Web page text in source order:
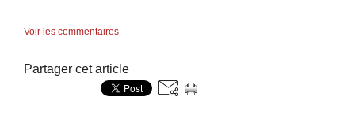
Voir les commentaires
Partager cet article